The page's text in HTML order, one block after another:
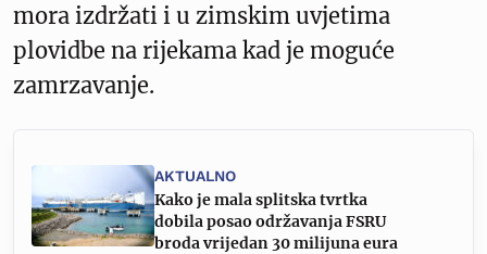
mora izdržati i u zimskim uvjetima
plovidbe na rijekama kad je moguće
zamrzavanje.
AKTUALNO
Kako je mala splitska tvrtka
dobila posao održavanja FSRU
broda vrijedan 30 milijuna eura